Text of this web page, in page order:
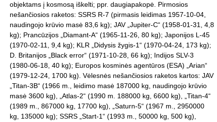
objektams į kosmosą iškelti; ppr. daugiapakopė. Pirmosios
nešančiosios raketos: SSRS R-7 (pirmasis leidimas 1957-10-04,
naudingojo krūvio masė 83,6 kg); JAV „Jupiter-C“ (1958-01-31, 4,8
kg); Prancūzijos „Diamant-A“ (1965-11-26, 80 kg); Japonijos L-45
(1970-02-11, 9,4 kg); KLR „Didysis žygis-1“ (1970-04-24, 173 kg);
D. Britanijos „Black error“ (1971-10-28, 66 kg); Indijos SLV-3
(1980-06-18, 40 kg); Europos kosminės agentūros (ESA) „Arian“
(1979-12-24, 1700 kg). Vėlesnės nešančiosios raketos kartos: JAV
„Titan-3B“ (1966 m., leidimo masė 187000 kg, naudingojo krūvio
masė 3600 kg), „Atlas-2“ (1990 m. 188000 kg, 6600 kg), „Titan-4“
(1989 m., 867000 kg, 17700 kg), „Saturn-5“ (1967 m., 2950000
kg, 135000 kg); SSRS „Start-1“ (1993 m., 50000 kg, 500 kg),